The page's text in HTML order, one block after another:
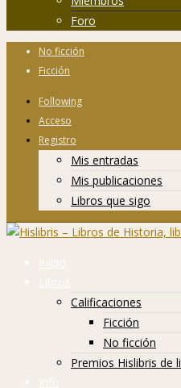
Foro
No ficción
Ficción
Following
Acceso
Registro
Mis entradas
Mis publicaciones
Libros que sigo
Inicio
Libros
Calificaciones
Ficción
No ficción
Premios Hislibris de
Info